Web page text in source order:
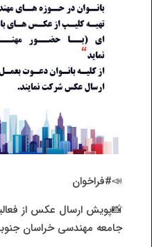
📣#فراخوان
📸پویش ارسال عکس از
جامعه مهندسی خراسان